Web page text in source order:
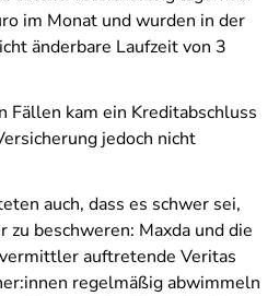
im Monat und wurden in der
änderbare Laufzeit von 3
Fällen kam ein Kreditabschluss
jedoch nicht
auch, dass es schwer sei,
zu beschweren: Maxda und die
auftretende Veritas
regelmäßig abwimmeln